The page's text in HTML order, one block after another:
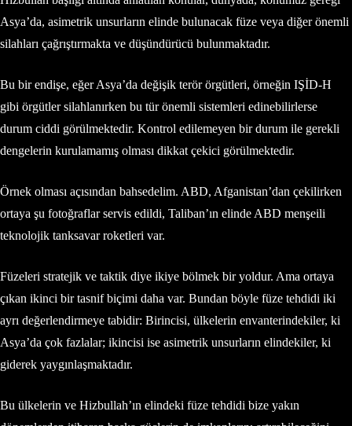
Asya’da, asimetrik unsurların elinde bulunacak füze veya diğer önemli
silahları çağrıştırmakta ve düşündürücü bulunmaktadır.
Bu bir endişe, eğer Asya’da değişik terör örgütleri, örneğin IŞİD-H
gibi örgütler silahlanırken bu tür önemli sistemleri edinebilirlerse
durum ciddi görülmektedir. Kontrol edilemeyen bir durum ile gerekli
dengelerin kurulamamış olması dikkat çekici görülmektedir.
Örnek olması açısından bahsedelim. ABD, Afganistan’dan çekilirken
ortaya şu fotoğraflar servis edildi, Taliban’ın elinde ABD menşeili
teknolojik tanksavar roketleri var.
Füzeleri stratejik ve taktik diye ikiye bölmek bir yoldur. Ama ortaya
çıkan ikinci bir tasnif biçimi daha var. Bundan böyle füze tehdidi iki
ayrı değerlendirmeye tabidir: Birincisi, ülkelerin envanterindekiler, ki
Asya’da çok fazlalar; ikincisi ise asimetrik unsurların elindekiler, ki
giderek yaygınlaşmaktadır.
Bu ülkelerin ve Hizbullah’ın elindeki füze tehdidi bize yakın